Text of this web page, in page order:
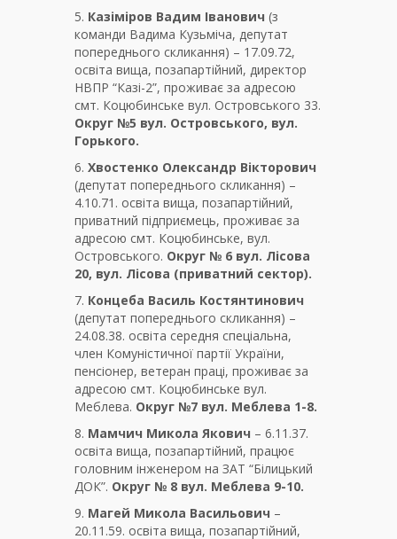
5. Казіміров Вадим Іванович (з
команди Вадима Кузьміча, депутат
попереднього скликання) – 17.09.72,
освіта вища, позапартійний, директор
НВПР “Казі-2”, проживає за адресою
смт. Коцюбинське вул. Островського 33.
Округ №5 вул. Островського, вул.
Горького.
6. Хвостенко Олександр Вікторович
(депутат попереднього скликання) –
4.10.71. освіта вища, позапартійний,
приватний підприємець, проживає за
адресою смт. Коцюбинське, вул.
Островського. Округ № 6 вул. Лісова
20, вул. Лісова (приватний сектор).
7. Концеба Василь Костянтинович
(депутат попереднього скликання) –
24.08.38. освіта середня спеціальна,
член Комуністичної партії України,
пенсіонер, ветеран праці, проживає за
адресою смт. Коцюбинське вул.
Меблева. Округ №7 вул. Меблева 1-8.
8. Мамчич Микола Якович – 6.11.37.
освіта вища, позапартійний, працює
головним інженером на ЗАТ “Білицький
ДОК”. Округ № 8 вул. Меблева 9-10.
9. Магей Микола Васильович –
20.11.59. освіта вища, позапартійний,